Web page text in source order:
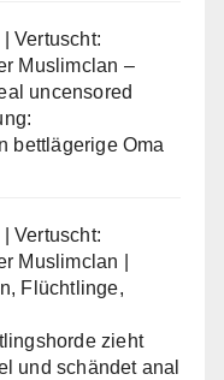
Vertuscht:
Muslimclan –
uncensored
bettlägerige Oma
Vertuscht:
Muslimclan |
Flüchtlinge,
zieht
und schändet anal